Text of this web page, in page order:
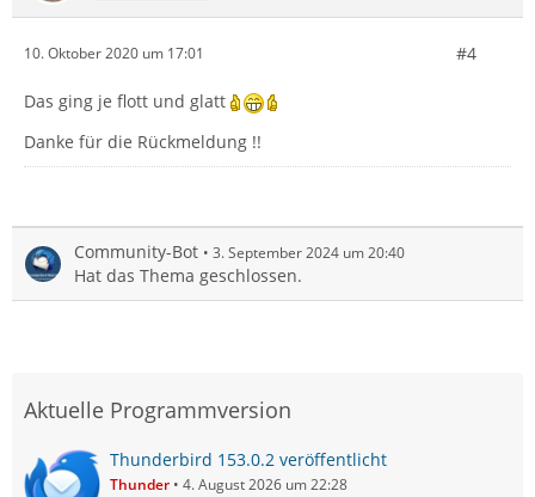
10. Oktober 2020 um 17:01 #4
Das ging je flott und glatt
Danke für die Rückmeldung !!
Community-Bot 3. September 2024 um 20:40
Hat das Thema geschlossen.
Aktuelle Programmversion
Thunderbird 153.0.2 veröffentlicht
Thunder 4. August 2026 um 22:28